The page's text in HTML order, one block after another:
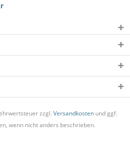
zzgl. Versandkosten und ggf.
wenn nicht anders beschrieben.